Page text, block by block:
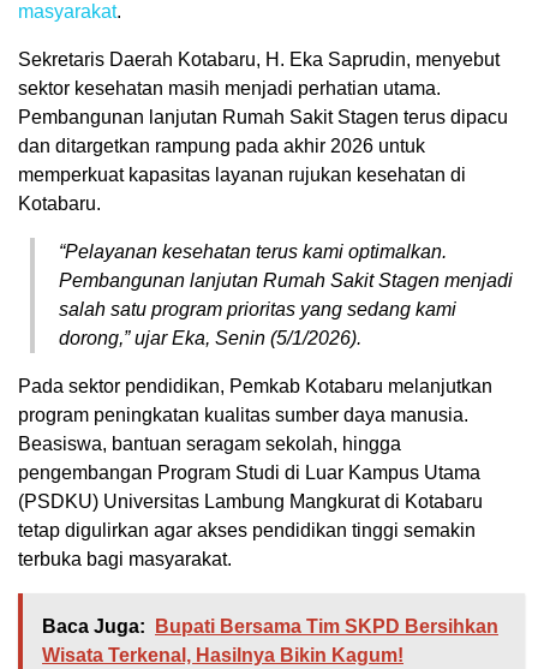
masyarakat.
Sekretaris Daerah Kotabaru, H. Eka Saprudin, menyebut
sektor kesehatan masih menjadi perhatian utama.
Pembangunan lanjutan Rumah Sakit Stagen terus dipacu
dan ditargetkan rampung pada akhir 2026 untuk
memperkuat kapasitas layanan rujukan kesehatan di
Kotabaru.
“Pelayanan kesehatan terus kami optimalkan.
Pembangunan lanjutan Rumah Sakit Stagen menjadi
salah satu program prioritas yang sedang kami
dorong,” ujar Eka, Senin (5/1/2026).
Pada sektor pendidikan, Pemkab Kotabaru melanjutkan
program peningkatan kualitas sumber daya manusia.
Beasiswa, bantuan seragam sekolah, hingga
pengembangan Program Studi di Luar Kampus Utama
(PSDKU) Universitas Lambung Mangkurat di Kotabaru
tetap digulirkan agar akses pendidikan tinggi semakin
terbuka bagi masyarakat.
Baca Juga:
Bupati Bersama Tim SKPD Bersihkan
Wisata Terkenal, Hasilnya Bikin Kagum!